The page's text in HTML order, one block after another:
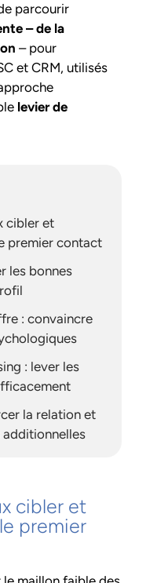
parcourir
– de la
– pour
et CRM, utilisés
levier de
cibler et
premier contact
les bonnes
: convaincre
: lever les
la relation et
additionnelles
cibler et
premier